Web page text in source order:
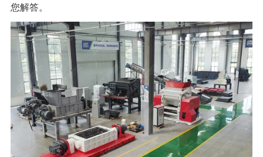
您解答。